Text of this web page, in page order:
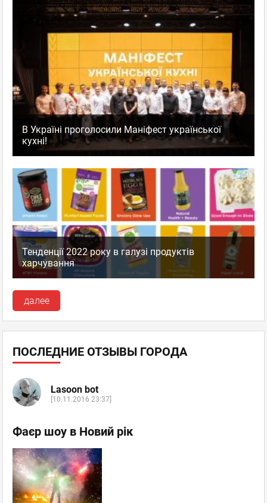
В Україні проголосили Маніфест української
кухні!
Тенденції 2022 року в галузі продуктів
харчування
далее
ПОСЛЕДНИЕ ОТЗЫВЫ ГОРОДА
Lasoon bot
[10.11.2016 23:37]
Фаєр шоу в Новий рік